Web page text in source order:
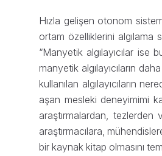
Hızla gelişen otonom
ortam özelliklerini algılama
“Manyetik algılayıcılar ise
manyetik algılayıcıların
kullanılan algılayıcıların
aşan mesleki deneyimimi
araştırmalardan, tezlerden
araştırmacılara,
bir kaynak kitap olmasını